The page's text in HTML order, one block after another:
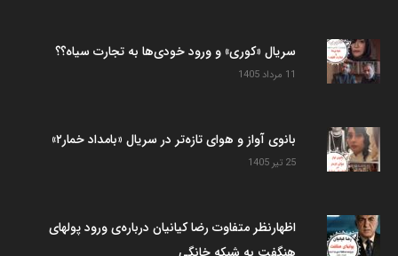
سریال «کوری» و ورود خودی‌ها به تجارت سیاه؟؟
11 مرداد 1405
بانوی آواز و هوای تازه‌تر در سریال «بامداد خمار۲»
25 تیر 1405
اظهارنظر متفاوت رضا کیانیان درباره‌ی ورود پولهای
هنگفت به شبکه خانگی